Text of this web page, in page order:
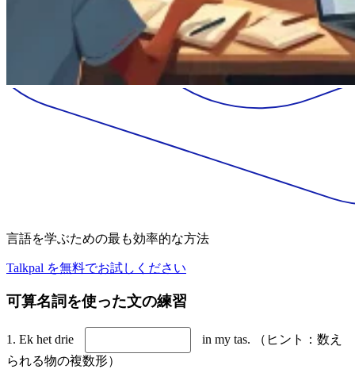
言語を学ぶための最も効率的な方法
Talkpal を無料でお試しください
可算名詞を使った文の練習
1. Ek het drie
in my tas. （ヒント：数え
られる物の複数形）